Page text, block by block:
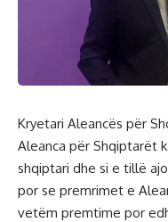
Kryetari Aleancës për
Aleanca për Shqiptarët
shqiptari dhe si e tillë
por se premrimet e
vetëm premtime por